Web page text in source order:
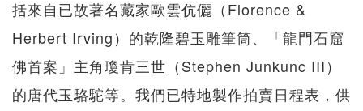
括來自已故著名藏家歐雲伉儷（Florence &
Herbert Irving）的乾隆碧玉雕筆筒、「龍門石窟
佛首案」主角瓊肯三世（Stephen Junkunc III）
的唐代玉駱駝等。我們已特地製作拍賣日程表，供